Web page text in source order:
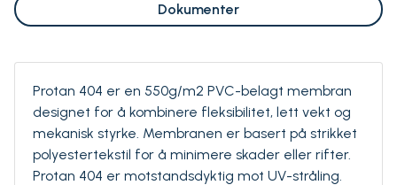
Dokumenter
Protan 404 er en 550g/m2 PVC-belagt membran
designet for å kombinere fleksibilitet, lett vekt og
mekanisk styrke. Membranen er basert på strikket
polyestertekstil for å minimere skader eller rifter.
Protan 404 er motstandsdyktig mot UV-stråling.